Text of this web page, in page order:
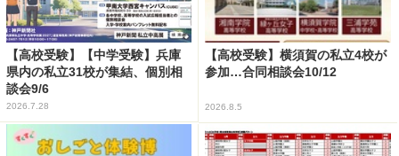
【高校受験】【中学受験】兵庫
県内の私立31校が集結、個別相
談会9/6
2026.7.28
【高校受験】横須賀の私立4校が
参加…合同相談会10/12
2026.8.5